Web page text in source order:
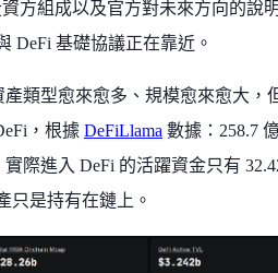
方組成以及官方對未來方向的說
DeFi 基礎協議正在靠近。
產類型愈來愈多、規模愈來愈大，
，根據 DeFiLlama 數據：258.7
際進入 DeFi 的活躍資金只有
只是持有在鏈上。